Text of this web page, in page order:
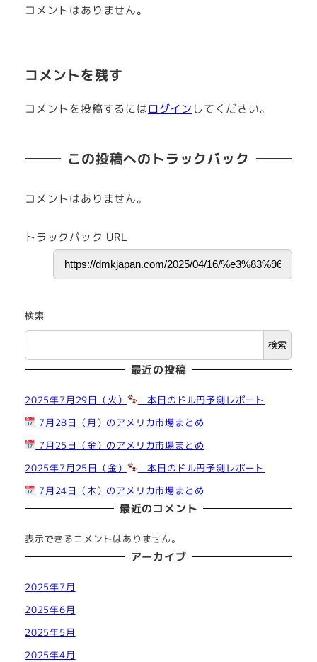
コメントはありません。
コメントを残す
コメントを投稿するにはログイン してください。
この投稿へのトラックバック
コメントはありません。
トラックバック URL
検索
検索
最近の投稿
2025年7月29日（火）
本日のドル円予測レポート
7月28日（月）のアメリカ市場まとめ
7月25日（金）のアメリカ市場まとめ
2025年7月25日（金）
本日のドル円予測レポート
7月24日（木）のアメリカ市場まとめ
最近のコメント
表示できるコメントはありません。
アーカイブ
2025年7月
2025年6月
2025年5月
2025年4月